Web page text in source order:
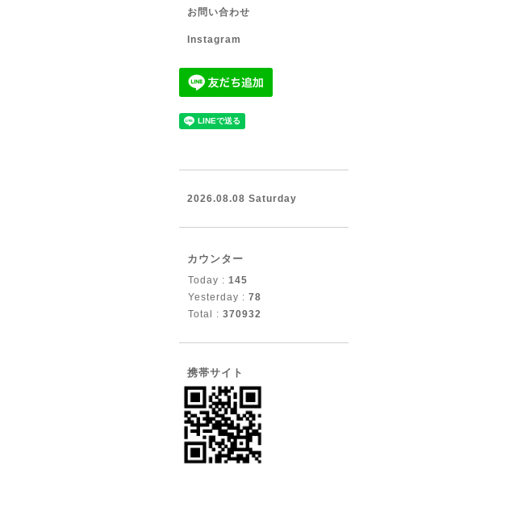
お問い合わせ
Instagram
2026.08.08 Saturday
カウンター
Today : 145
Yesterday : 78
Total : 370932
携帯サイト